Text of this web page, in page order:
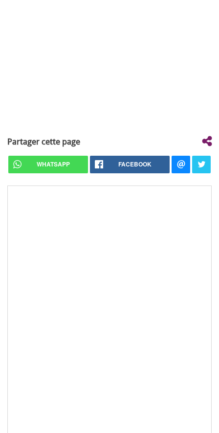
Partager cette page
WHATSAPP FACEBOOK